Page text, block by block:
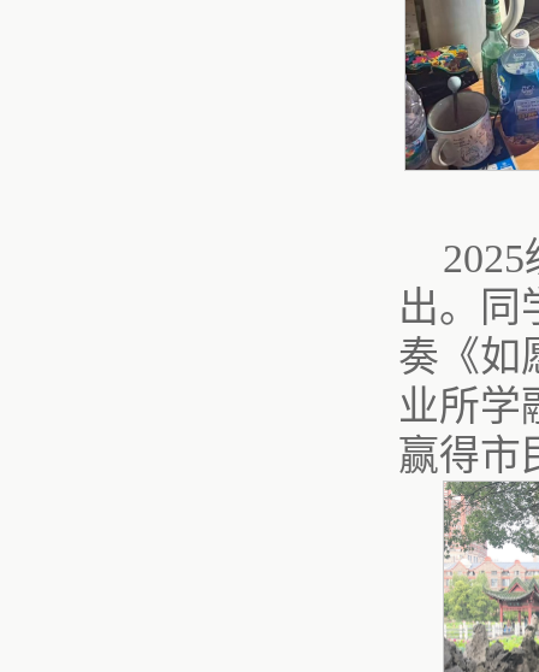
出。同
奏《如
业所学
赢得市